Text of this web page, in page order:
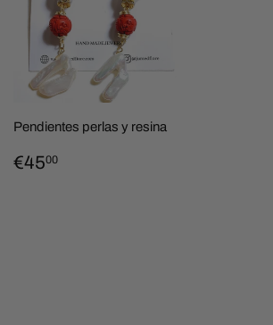
Pendientes perlas y resina
PRECIO
€4500